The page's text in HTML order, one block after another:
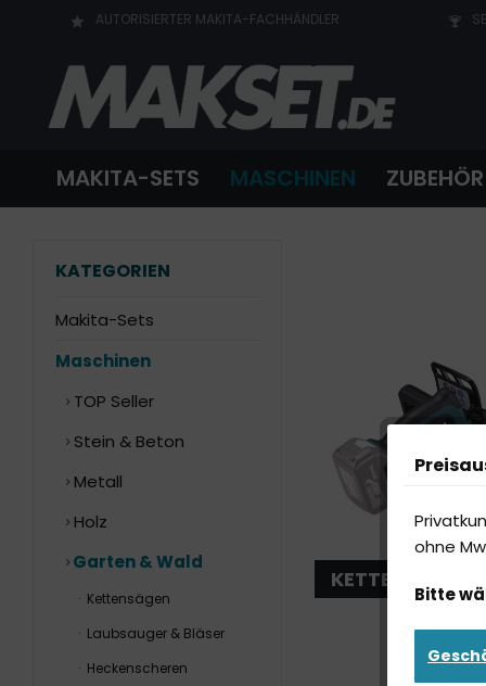
AUTORISIERTER MAKITA-FACHHÄNDLER
MAKITA-SETS MASCHINEN ZUBEHÖR
KATEGORIEN
Makita-Sets
Maschinen
TOP Seller
Stein & Beton
Metall
Holz
Garten & Wald
Kettensägen
Laubsauger & Bläser
Heckenscheren
KETTENSÄGEN
ohne
Bitte